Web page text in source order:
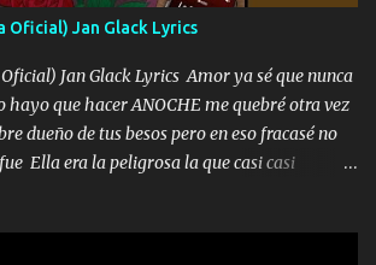
contigo, tu iluminas mi sendero por siempre
que yo te tengo es co...
Oficial) Jan Glack Lyrics
Jan Glack Lyrics Amor ya sé que nunca
hayo que hacer ANOCHE me quebré otra vez
dueño de tus besos pero en eso fracasé no
Ella era la peligrosa la que casi casi